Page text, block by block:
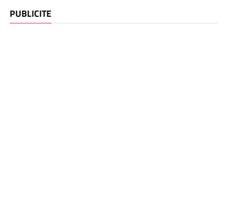
PUBLICITE